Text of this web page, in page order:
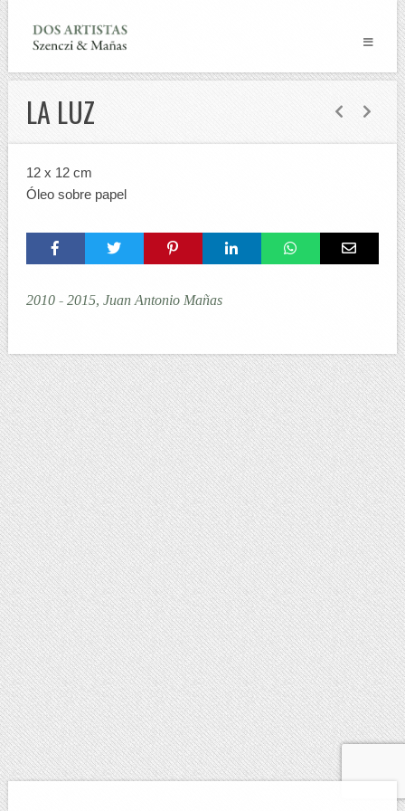
LA LUZ
12 x 12 cm
Óleo sobre papel
2010 - 2015, Juan Antonio Mañas